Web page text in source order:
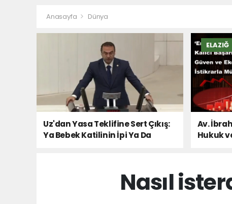
Anasayfa Dünya
Uz'dan Yasa Teklifine Sert Çıkış:
Ya Bebek Katilinin İpi Ya Da
ELAZIĞ
Av.
Hukuk
Nasıl